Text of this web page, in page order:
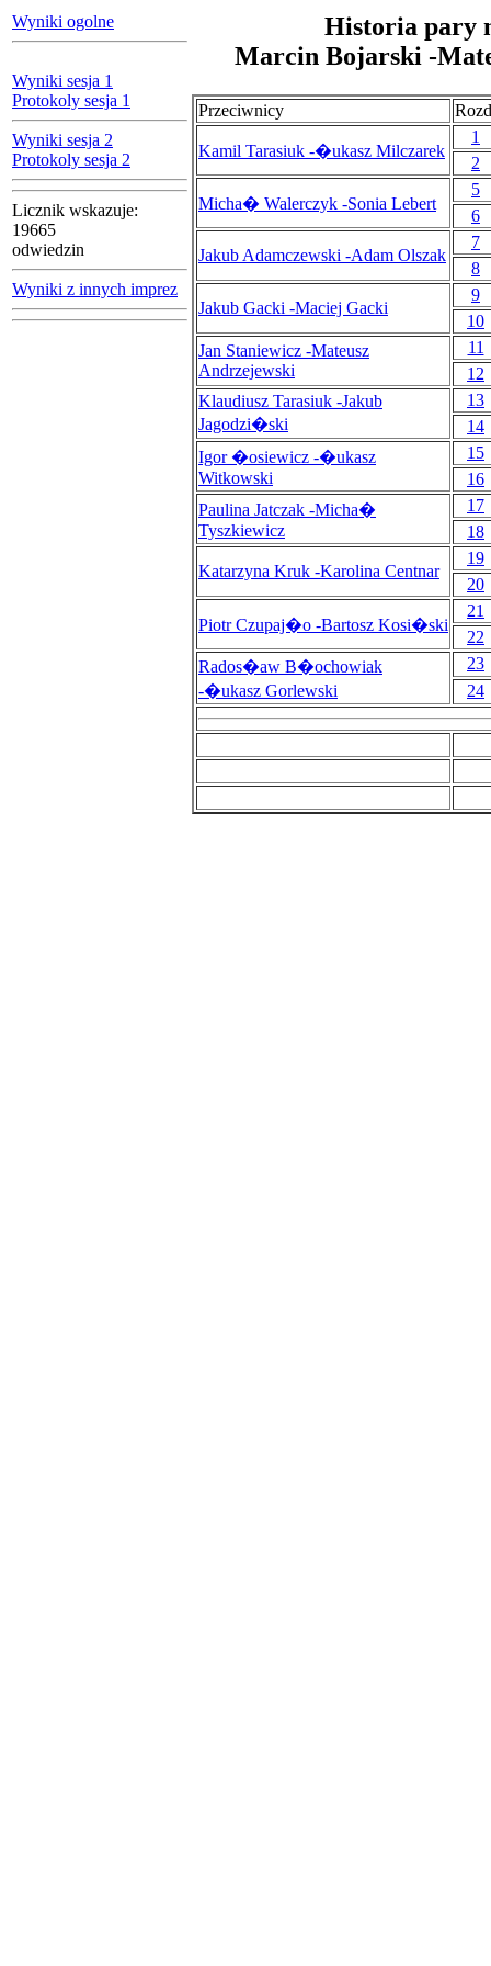
Wyniki ogolne
Wyniki sesja 1
Protokoly sesja 1
Wyniki sesja 2
Protokoly sesja 2
Licznik wskazuje:
19665
odwiedzin
Wyniki z innych imprez
Historia pary
Marcin Bojarski -
Przeciwnicy
Kamil Tarasiuk -�ukasz Milczarek
1
2
Micha� Walerczyk -Sonia Lebert
5
6
Jakub Adamczewski -Adam Olszak
7
8
Jakub Gacki -Maciej Gacki
9
10
Jan Staniewicz -Mateusz
Andrzejewski
11
12
Klaudiusz Tarasiuk -Jakub
Jagodzi�ski
13
14
Igor �osiewicz -�ukasz
Witkowski
15
16
Paulina Jatczak -Micha�
Tyszkiewicz
17
18
Katarzyna Kruk -Karolina Centnar
19
20
Piotr Czupaj�o -Bartosz Kosi�ski
21
22
Rados�aw B�ochowiak
-�ukasz Gorlewski
23
24